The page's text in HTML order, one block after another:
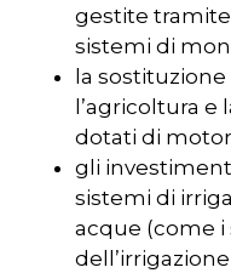
gestite
sistemi di
la
l’agricoltura
dotati di
gli
sistemi di
acque (come